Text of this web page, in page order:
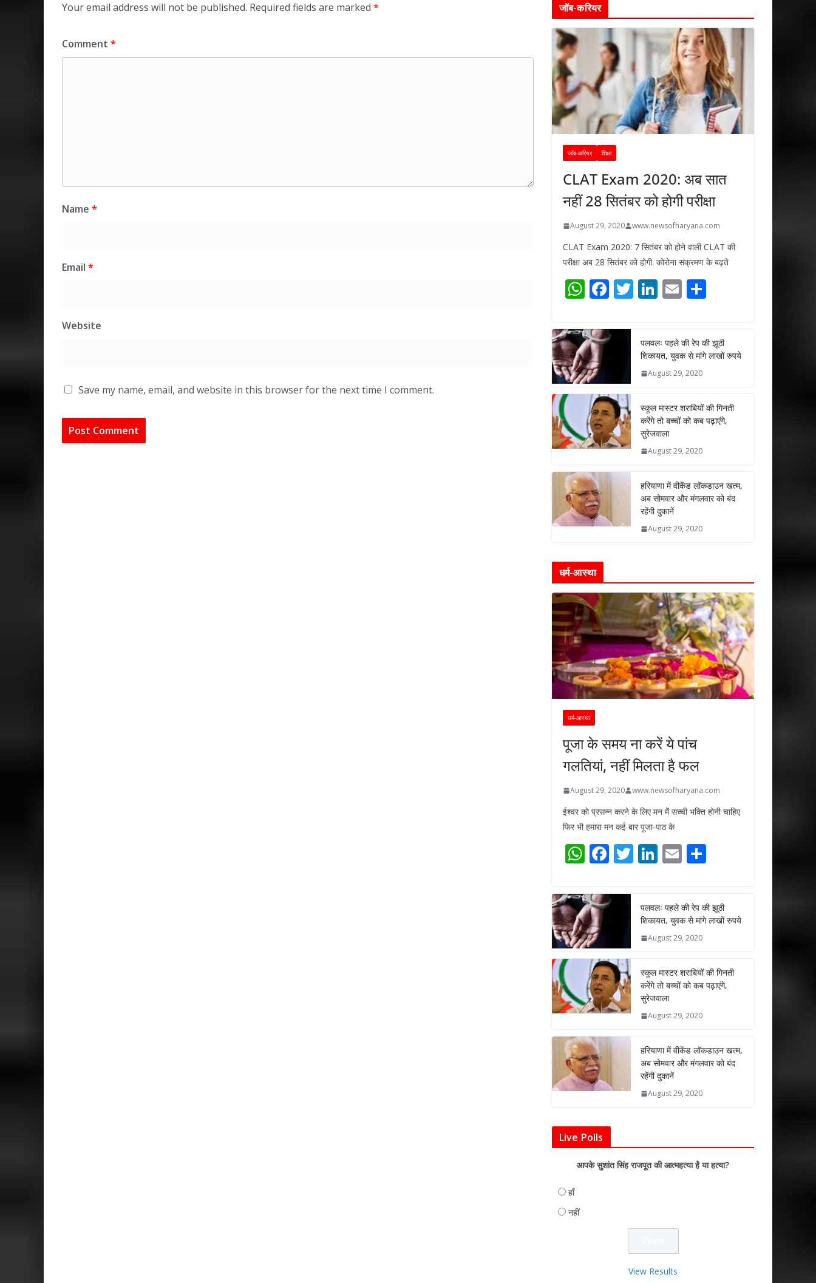
Your email address will not be published. Required fields are marked *
Comment *
Name *
Email *
Website
Save my name, email, and website in this browser for the next time I comment.
जॉब-करियर
जॉब-करियर शिक्षा
CLAT Exam 2020: अब सात
नहीं 28 सितंबर को होगी परीक्षा
August 29, 2020 www.newsofharyana.com
CLAT Exam 2020: 7 सितंबर को होने वाली CLAT की
परीक्षा अब 28 सितंबर को होगी. कोरोना संक्रमण के बढ़ते
W
at
s
A
p
p
F
e
b
o
k
T
er
Li
e
dI
n
E
l e
पलवलः पहले की रेप की झूठी
शिकायत, युवक से मांगे लाखों रुपये
August 29, 2020
स्कूल मास्टर शराबियों की गिनती
करेंगे तो बच्चों को कब पढ़ाएंगे,
सुरेजवाला
August 29, 2020
हरियाणा में वीकेंड लॉकडाउन खत्म,
अब सोमवार और मंगलवार को बंद
रहेंगी दुकानें
August 29, 2020
धर्म-आस्था
धर्म-आस्था
पूजा के समय ना करें ये पांच
गलतियां, नहीं मिलता है फल
August 29, 2020 www.newsofharyana.com
ईश्वर को प्रसन्न करने के लिए मन में सच्ची भक्ति होनी चाहिए
फिर भी हमारा मन कई बार पूजा-पाठ के
W
at
s
A
p
p
F
e
b
o
k
T
er
Li
e
dI
n
E
l e
पलवलः पहले की रेप की झूठी
शिकायत, युवक से मांगे लाखों रुपये
August 29, 2020
स्कूल मास्टर शराबियों की गिनती
करेंगे तो बच्चों को कब पढ़ाएंगे,
सुरेजवाला
August 29, 2020
हरियाणा में वीकेंड लॉकडाउन खत्म,
अब सोमवार और मंगलवार को बंद
रहेंगी दुकानें
August 29, 2020
Live Polls
आपके सुशांत सिंह राजपूत की आत्महत्या है या हत्या?
हाँ
नहीं
View Results